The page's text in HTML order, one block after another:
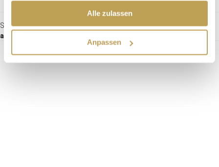
Alle zulassen
Anpassen
Stuhl Bolero
ab 419,00 €